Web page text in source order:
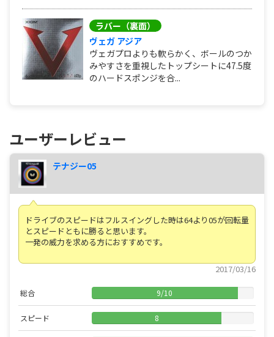
ラバー（裏面）
ヴェガ アジア
ヴェガプロよりも軟らかく、ボールのつか
みやすさを重視したトップシートに47.5度
のハードスポンジを合...
ユーザーレビュー
テナジー05
ドライブのスピードはフルスイングした時は64より05が回転量
とスピードともに勝ると思います。
一発の威力を求める方におすすめです。
2017/03/16
総合 9/10
スピード 8